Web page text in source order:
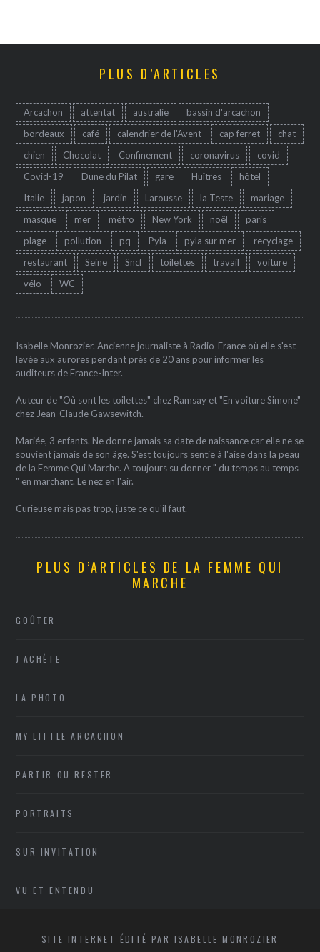
PLUS D’ARTICLES
Arcachon attentat australie
bassin d'arcachon
bordeaux
café calendrier de l'Avent cap ferret
chat
chien
Chocolat Confinement coronavirus
covid
Covid-19
Dune du Pilat gare Huîtres
hôtel
Italie
japon jardin Larousse la Teste
mariage
masque
mer métro New York noêl
paris
plage
pollution pq Pyla pyla sur mer
recyclage
restaurant
Seine Sncf toilettes travail
voiture
vélo
WC
Isabelle Monrozier. Ancienne journaliste à Radio-France où elle s'est
levée aux aurores pendant près de 20 ans pour informer les
auditeurs de France-Inter.
Auteur de "Où sont les toilettes" chez Ramsay et "En voiture Simone"
chez Jean-Claude Gawsewitch.
Mariée, 3 enfants. Ne donne jamais sa date de naissance car elle ne se
souvient jamais de son âge. S'est toujours sentie à l'aise dans la peau
de la Femme Qui Marche. A toujours su donner " du temps au temps
" en marchant. Le nez en l'air.
Curieuse mais pas trop, juste ce qu'il faut.
PLUS D’ARTICLES DE LA FEMME QUI
MARCHE
GOÛTER
J'ACHÈTE
LA PHOTO
MY LITTLE ARCACHON
PARTIR OU RESTER
PORTRAITS
SUR INVITATION
VU ET ENTENDU
SITE INTERNET ÉDITÉ PAR ISABELLE MONROZIER